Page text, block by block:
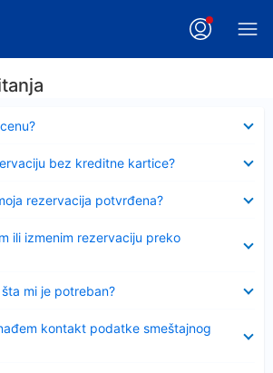
bez kreditne kartice?
rezervacija potvrđena?
ili izmenim rezervaciju preko
mi je potreban?
kontakt podatke smeštajnog